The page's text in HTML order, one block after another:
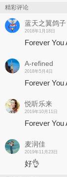
精彩评论
蓝天之翼鸽子
2018年1月18日
Forever
A-refined
2018年5月4日
Forever You
悦听乐来
2019年10月11日
Forever You
麦润佳
2019年11月23日
好👌